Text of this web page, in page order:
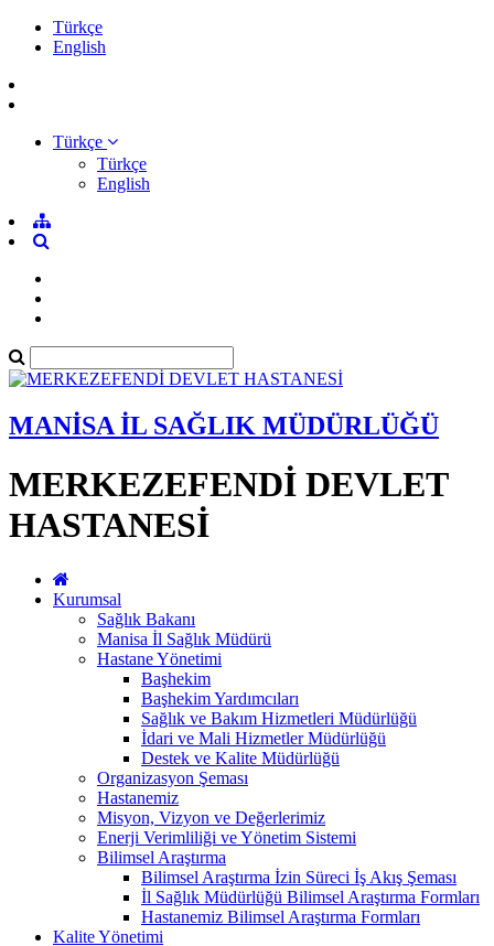
Türkçe
English
Türkçe
Türkçe
English
MANİSA İL SAĞLIK MÜDÜRLÜĞÜ
MERKEZEFENDİ DEVLET
HASTANESİ
Kurumsal
Sağlık Bakanı
Manisa İl Sağlık Müdürü
Hastane Yönetimi
Başhekim
Başhekim Yardımcıları
Sağlık ve Bakım Hizmetleri Müdürlüğü
İdari ve Mali Hizmetler Müdürlüğü
Destek ve Kalite Müdürlüğü
Organizasyon Şeması
Hastanemiz
Misyon, Vizyon ve Değerlerimiz
Enerji Verimliliği ve Yönetim Sistemi
Bilimsel Araştırma
Bilimsel Araştırma İzin Süreci İş Akış Şeması
İl Sağlık Müdürlüğü Bilimsel Araştırma Formları
Hastanemiz Bilimsel Araştırma Formları
Kalite Yönetimi